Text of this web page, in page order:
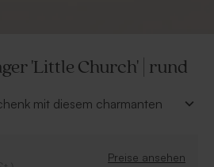
'Little Church' | rund
mit diesem charmanten
personalisierbar.Preise ansehen